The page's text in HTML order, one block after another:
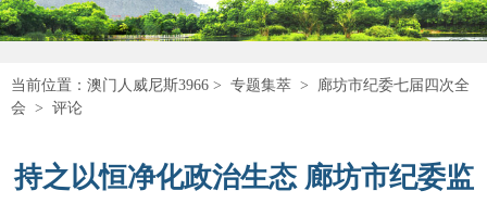
当前位置： 澳门人威尼斯3966 > 专题集萃 > 廊坊市纪委七届四次全
会 > 评论
持之以恒净化政治生态 廊坊市纪委监